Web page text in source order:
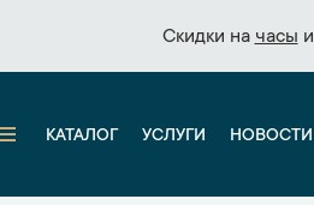
Скидки на часы и
Скидки на часы и
КАТАЛОГ УСЛУГИ НОВОСТИ